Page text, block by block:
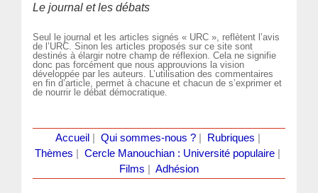
Le journal et les débats
Seul le journal et les articles signés « URC », reflètent l’avis
de l’URC. Sinon les articles proposés sur ce site sont
destinés à élargir notre champ de réflexion. Cela ne signifie
donc pas forcément que nous approuvions la vision
développée par les auteurs. L’utilisation des commentaires
en fin d’article, permet à chacune et chacun de s’exprimer et
de nourrir le débat démocratique.
Accueil Qui sommes-nous ?| Rubriques
Thèmes
Cercle Manouchian : Université populaire
Films
Adhésion